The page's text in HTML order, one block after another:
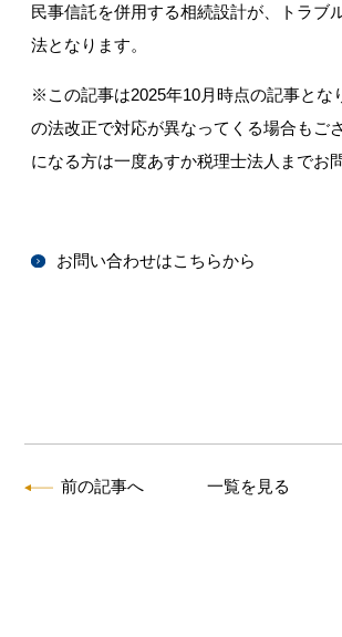
民事信託を併用する相続設計が、トラブ
法となります。
※この記事は2025年10月時点の記事とな
の法改正で対応が異なってくる場合もご
になる方は一度あすか税理士法人までお
お問い合わせはこちらから
前の記事へ 一覧を見る